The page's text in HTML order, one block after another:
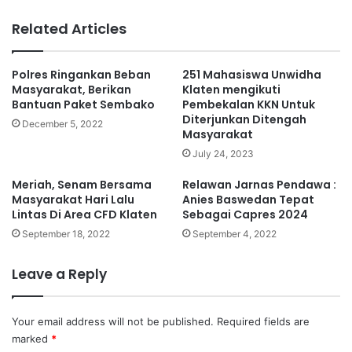
Related Articles
Polres Ringankan Beban
Masyarakat, Berikan
Bantuan Paket Sembako
December 5, 2022
251 Mahasiswa Unwidha
Klaten mengikuti
Pembekalan KKN Untuk
Diterjunkan Ditengah
Masyarakat
July 24, 2023
Meriah, Senam Bersama
Masyarakat Hari Lalu
Lintas Di Area CFD Klaten
September 18, 2022
Relawan Jarnas Pendawa :
Anies Baswedan Tepat
Sebagai Capres 2024
September 4, 2022
Leave a Reply
Your email address will not be published. Required fields are
marked *